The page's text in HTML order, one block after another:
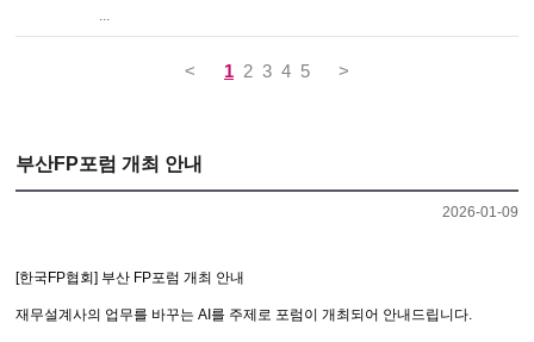
...
< 1 2 3 4 5 >
부산FP포럼 개최 안내
2026-01-09
[한국FP협회] 부산 FP포럼 개최 안내
재무설계사의 업무를 바꾸는 AI를 주제로 포럼이 개최되어 안내드립니다.